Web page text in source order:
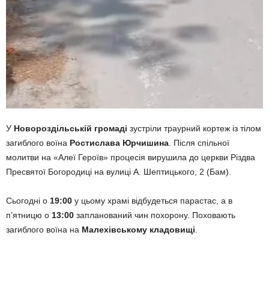
У Новороздільській громаді зустріли траурний кортеж із тілом
загиблого воїна Ростислава Юрчишина. Після спільної
молитви на «Алеї Героїв» процесія вирушила до церкви Різдва
Пресвятої Богородиці на вулиці А. Шептицького, 2 (Бам).
Сьогодні о 19:00 у цьому храмі відбудеться парастас, а в
п’ятницю о 13:00 запланований чин похорону. Поховають
загиблого воїна на Малехівському кладовищі.